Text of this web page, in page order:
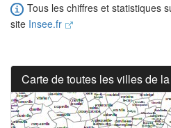
Tous les chiffres et statistiques
site Insee.fr
Carte de toutes les villes de